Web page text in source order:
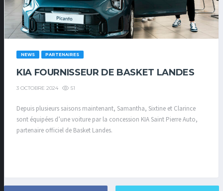
NEWS PARTENAIRES
KIA FOURNISSEUR DE BASKET LANDES
3 OCTOBRE 2024 51
Depuis plusieurs saisons maintenant, Samantha, Sixtine et Clarince
sont équipées d’une voiture par la concession KIA Saint Pierre Auto,
partenaire officiel de Basket Landes.